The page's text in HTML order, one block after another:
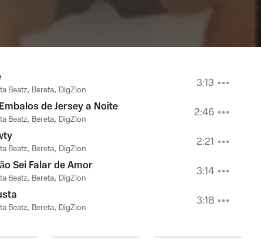
Beatz, Bereta, DigZion
3:13
de Jersey a Noite
Beatz, Bereta, DigZion
2:46
Beatz, Bereta, DigZion
2:21
Sei Falar de Amor
Beatz, Bereta, DigZion
3:14
Beatz, Bereta, DigZion 3:18